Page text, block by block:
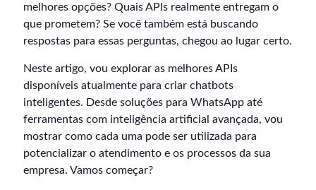
melhores opções? Quais APIs realmente entregam o
que prometem? Se você também está buscando
respostas para essas perguntas, chegou ao lugar certo.
Neste artigo, vou explorar as melhores APIs
disponíveis atualmente para criar chatbots
inteligentes. Desde soluções para WhatsApp até
ferramentas com inteligência artificial avançada, vou
mostrar como cada uma pode ser utilizada para
potencializar o atendimento e os processos da sua
empresa. Vamos começar?